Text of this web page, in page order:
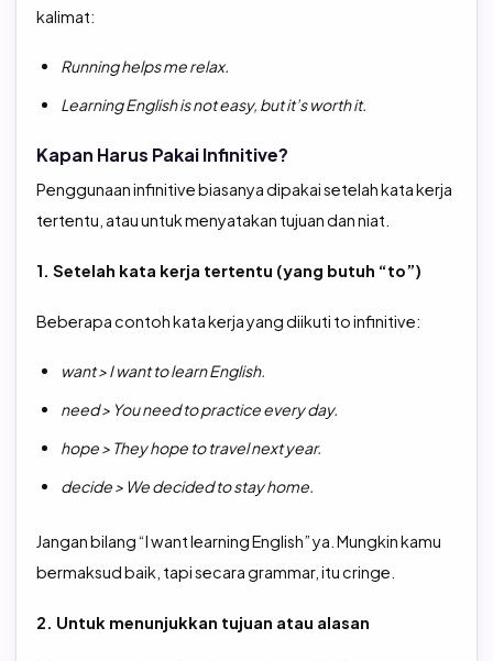
kalimat:
Running helps me relax.
Learning English is not easy, but it’s worth it.
Kapan Harus Pakai Infinitive?
Penggunaan infinitive biasanya dipakai setelah kata kerja
tertentu, atau untuk menyatakan tujuan dan niat.
1. Setelah kata kerja tertentu (yang butuh “to”)
Beberapa contoh kata kerja yang diikuti to infinitive:
want > I want to learn English.
need > You need to practice every day.
hope > They hope to travel next year.
decide > We decided to stay home.
Jangan bilang “I want learning English” ya. Mungkin kamu
bermaksud baik, tapi secara grammar, itu cringe.
2. Untuk menunjukkan tujuan atau alasan